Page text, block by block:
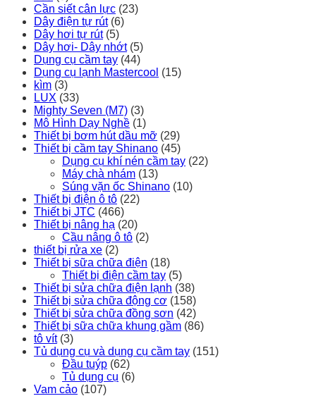
Cần siết cân lực (23)
Dây điện tự rút (6)
Dây hơi tự rút (5)
Dây hơi- Dây nhớt (5)
Dụng cụ cầm tay (44)
Dụng cụ lạnh Mastercool (15)
kìm (3)
LUX (33)
Mighty Seven (M7) (3)
Mô Hình Dạy Nghề (1)
Thiết bị bơm hút dầu mỡ (29)
Thiết bị cầm tay Shinano (45)
Dụng cụ khí nén cầm tay (22)
Máy chà nhám (13)
Súng vặn ốc Shinano (10)
Thiết bị điện ô tô (22)
Thiết bị JTC (466)
Thiết bị nâng hạ (20)
Cầu nâng ô tô (2)
thiết bị rửa xe (2)
Thiết bị sữa chữa điện (18)
Thiết bị điện cầm tay (5)
Thiết bị sửa chữa điện lạnh (38)
Thiết bị sửa chữa động cơ (158)
Thiết bị sửa chữa đồng sơn (42)
Thiết bị sữa chữa khung gầm (86)
tô vít (3)
Tủ dụng cụ và dụng cụ cầm tay (151)
Đầu tuýp (62)
Tủ dụng cụ (6)
Vam cảo (107)